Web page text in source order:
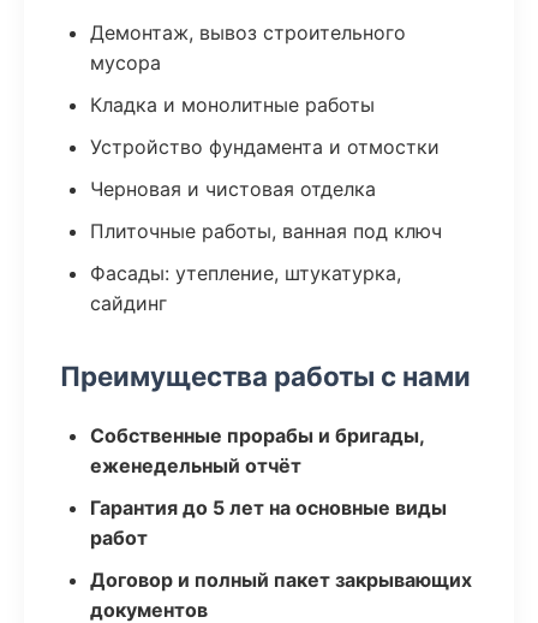
Демонтаж, вывоз строительного
мусора
Кладка и монолитные работы
Устройство фундамента и отмостки
Черновая и чистовая отделка
Плиточные работы, ванная под ключ
Фасады: утепление, штукатурка,
сайдинг
Преимущества работы с нами
Собственные прорабы и бригады,
еженедельный отчёт
Гарантия до 5 лет на основные виды
работ
Договор и полный пакет закрывающих
документов